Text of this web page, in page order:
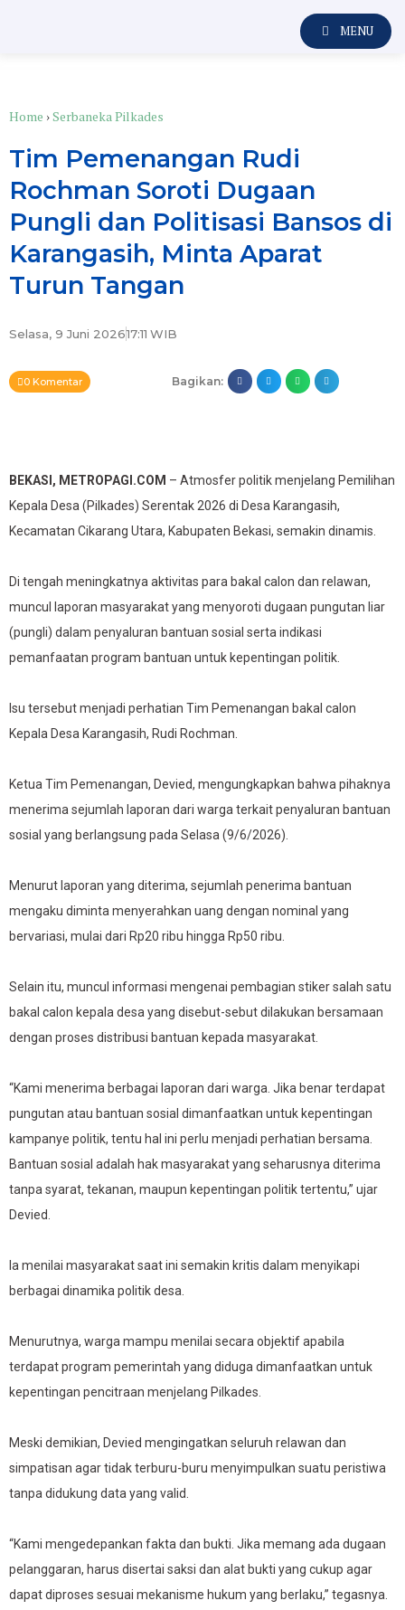
MENU
Home ›Serbaneka Pilkades
Tim Pemenangan Rudi
Rochman Soroti Dugaan
Pungli dan Politisasi Bansos di
Karangasih, Minta Aparat
Turun Tangan
Selasa, 9 Juni 202617:11 WIB
0 Komentar Bagikan:
BEKASI, METROPAGI.COM – Atmosfer politik menjelang Pemilihan
Kepala Desa (Pilkades) Serentak 2026 di Desa Karangasih,
Kecamatan Cikarang Utara, Kabupaten Bekasi, semakin dinamis.
Di tengah meningkatnya aktivitas para bakal calon dan relawan,
muncul laporan masyarakat yang menyoroti dugaan pungutan liar
(pungli) dalam penyaluran bantuan sosial serta indikasi
pemanfaatan program bantuan untuk kepentingan politik.
Isu tersebut menjadi perhatian Tim Pemenangan bakal calon
Kepala Desa Karangasih, Rudi Rochman.
Ketua Tim Pemenangan, Devied, mengungkapkan bahwa pihaknya
menerima sejumlah laporan dari warga terkait penyaluran bantuan
sosial yang berlangsung pada Selasa (9/6/2026).
Menurut laporan yang diterima, sejumlah penerima bantuan
mengaku diminta menyerahkan uang dengan nominal yang
bervariasi, mulai dari Rp20 ribu hingga Rp50 ribu.
Selain itu, muncul informasi mengenai pembagian stiker salah satu
bakal calon kepala desa yang disebut-sebut dilakukan bersamaan
dengan proses distribusi bantuan kepada masyarakat.
“Kami menerima berbagai laporan dari warga. Jika benar terdapat
pungutan atau bantuan sosial dimanfaatkan untuk kepentingan
kampanye politik, tentu hal ini perlu menjadi perhatian bersama.
Bantuan sosial adalah hak masyarakat yang seharusnya diterima
tanpa syarat, tekanan, maupun kepentingan politik tertentu,” ujar
Devied.
Ia menilai masyarakat saat ini semakin kritis dalam menyikapi
berbagai dinamika politik desa.
Menurutnya, warga mampu menilai secara objektif apabila
terdapat program pemerintah yang diduga dimanfaatkan untuk
kepentingan pencitraan menjelang Pilkades.
Meski demikian, Devied mengingatkan seluruh relawan dan
simpatisan agar tidak terburu-buru menyimpulkan suatu peristiwa
tanpa didukung data yang valid.
“Kami mengedepankan fakta dan bukti. Jika memang ada dugaan
pelanggaran, harus disertai saksi dan alat bukti yang cukup agar
dapat diproses sesuai mekanisme hukum yang berlaku,” tegasnya.